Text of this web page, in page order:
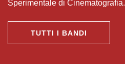
Sperimentale di Cinematografia.
TUTTI I BANDI